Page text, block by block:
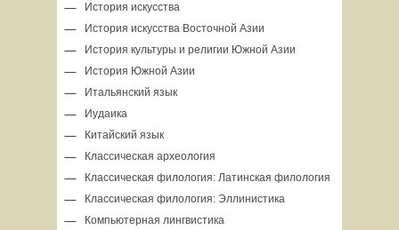
История искусства
История искусства Восточной Азии
История культуры и религии Южной Азии
История Южной Азии
Итальянский язык
Иудаика
Китайский язык
Классическая археология
Классическая филология: Латинская филология
Классическая филология: Эллинистика
Компьютерная лингвистика